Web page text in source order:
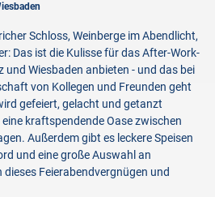
Schloss, Weinberge im Abendlicht,
Das ist die Kulisse für das After-Work-
und Wiesbaden anbieten - und das bei
von Kollegen und Freunden geht
gefeiert, gelacht und getanzt
kraftspendende Oase zwischen
Außerdem gibt es leckere Speisen
und eine große Auswahl an
dieses Feierabendvergnügen und